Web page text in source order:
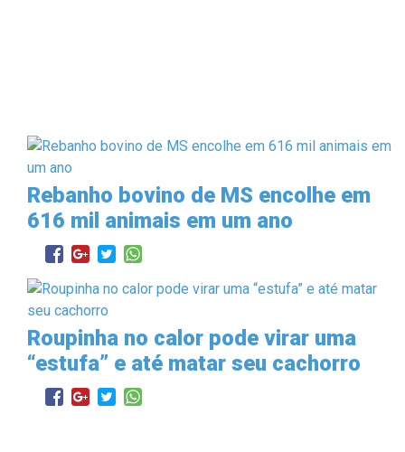
Rebanho bovino de MS encolhe em
616 mil animais em um ano
Roupinha no calor pode virar uma
“estufa” e até matar seu cachorro